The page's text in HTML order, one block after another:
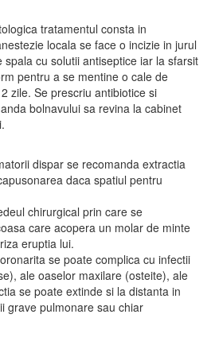
tratamentul consta in
locala se face o incizie in jurul
spala cu solutii antiseptice iar la sfarsit
pentru a se mentine o cale de
zile. Se prescriu antibiotice si
bolnavului sa revina la cabinet
dispar se recomanda extractia
daca spatiul pentru
chirurgical prin care se
care acopera un molar de minte
eruptia lui.
se poate complica cu infectii
ale oaselor maxilare (osteite), ale
se poate extinde si la distanta in
grave pulmonare sau chiar